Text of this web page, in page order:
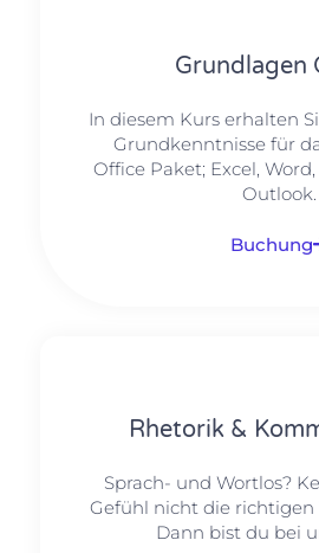
Grundlagen
In diesem Kurs erhalten
Grundkenntnisse für
Office Paket; Excel,
Outlook.
Buchung
Rhetorik &
Sprach- und Wortlos?
Gefühl nicht die richtigen
Dann bist du bei